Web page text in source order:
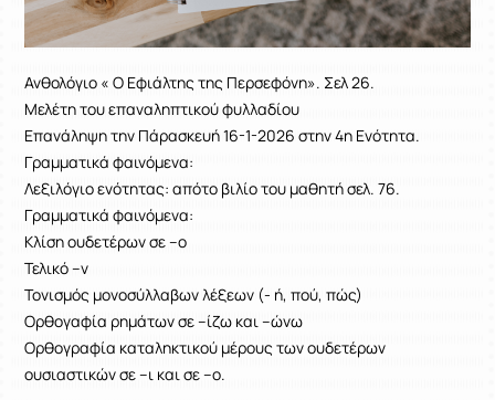
Ανθολόγιο « Ο Εφιάλτης της Περσεφόνη». Σελ 26.
Μελέτη του επαναληπτικού φυλλαδίου
Επανάληψη την Πάρασκευή 16-1-2026 στην 4η Ενότητα.
Γραμματικά φαινόμενα:
Λεξιλόγιο ενότητας: απότο βιλίο του μαθητή σελ. 76.
Γραμματικά φαινόμενα:
Κλίση ουδετέρων σε –ο
Τελικό –ν
Τονισμός μονοσύλλαβων λέξεων (- ή, πού, πώς)
Ορθογαφία ρημάτων σε –ίζω και –ώνω
Ορθογραφία καταληκτικού μέρους των ουδετέρων
ουσιαστικών σε –ι και σε –ο.